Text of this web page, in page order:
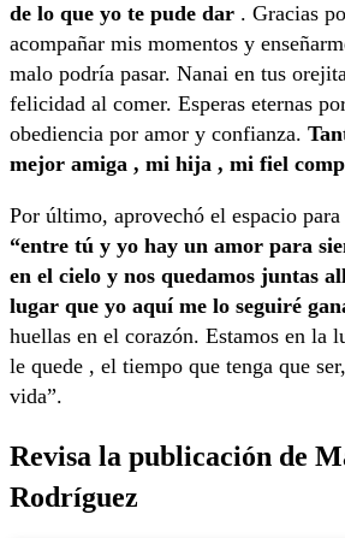
de lo que yo te pude dar . Gracias
acompañar mis momentos y
malo podría pasar. Nanai en tus
felicidad al comer. Esperas eternas
obediencia por amor y confianza.
mejor amiga , mi hija , mi fiel
Por último, aprovechó el espacio
“entre tú y yo hay un amor para
en el cielo y nos quedamos juntas
lugar que yo aquí me lo seguiré
huellas en el corazón. Estamos en la
le quede , el tiempo que tenga que
vida”.
Revisa la publicación de
Rodríguez